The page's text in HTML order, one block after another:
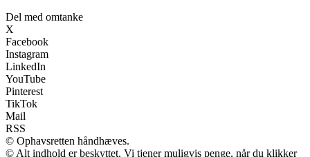
Del med omtanke
X
Facebook
Instagram
LinkedIn
YouTube
Pinterest
TikTok
Mail
RSS
© Ophavsretten håndhæves.
© Alt indhold er beskyttet. Vi tjener muligvis penge, når du klikker